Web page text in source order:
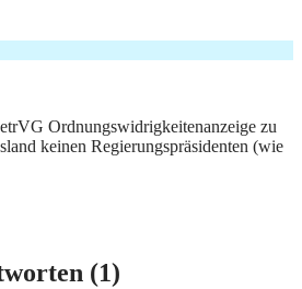
Ordnungswidrigkeitenanzeige zu
keinen Regierungspräsidenten (wie
(1)